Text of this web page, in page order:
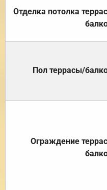
Отделка потолка
Пол террасы/
Ограждение